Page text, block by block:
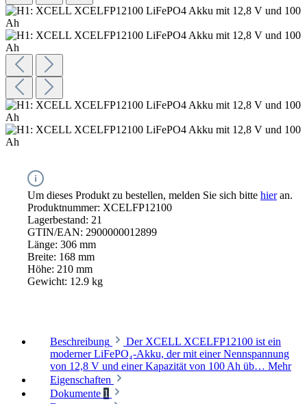
Um dieses Produkt zu bestellen, melden Sie sich bitte hieran.
Produktnummer: XCELFP12100
Lagerbestand: 21
GTIN/EAN: 2900000012899
Länge: 306 mm
Breite: 168 mm
Höhe: 210 mm
Gewicht: 12.9 kg
Beschreibung
Der XCELL XCELFP12100 ist ein
moderner LiFePO₄-Akku, der mit einer Nennspannung
von 12,8 V und einer Kapazität von 100 Ah üb… Mehr
Eigenschaften
Dokumente 1